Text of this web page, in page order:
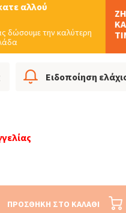
αλλού
δώσουμε την καλύτερη
Ειδοποίηση
ΠΡΟΣΘΉΚΗ ΣΤΟ ΚΑΛΆΘΙ